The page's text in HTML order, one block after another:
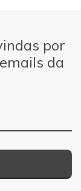
por
da